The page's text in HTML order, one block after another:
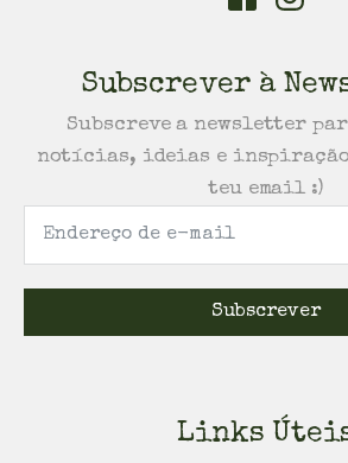
Subscrever à
Subscreve a newsletter
notícias, ideias e inspiração
teu email :)
Subscrever
Links